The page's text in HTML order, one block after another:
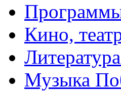
Кино,
Музыка